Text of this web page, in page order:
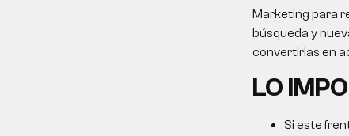
Marketing para
búsqueda y
convertirlas en
LO
Si este